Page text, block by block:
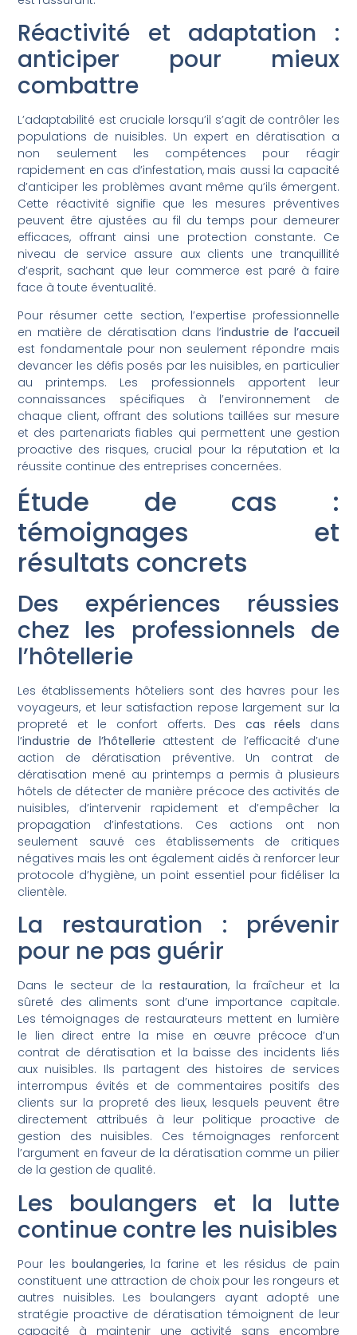
Réactivité et adaptation :
anticiper pour mieux
combattre
L’adaptabilité est cruciale lorsqu’il s’agit de contrôler les
populations de nuisibles. Un expert en dératisation a
non seulement les compétences pour réagir
rapidement en cas d’infestation, mais aussi la capacité
d’anticiper les problèmes avant même qu’ils émergent.
Cette réactivité signifie que les mesures préventives
peuvent être ajustées au fil du temps pour demeurer
efficaces, offrant ainsi une protection constante. Ce
niveau de service assure aux clients une tranquillité
d’esprit, sachant que leur commerce est paré à faire
face à toute éventualité.
Pour résumer cette section, l’expertise professionnelle
en matière de dératisation dans l’industrie de l’accueil
est fondamentale pour non seulement répondre mais
devancer les défis posés par les nuisibles, en particulier
au printemps. Les professionnels apportent leur
connaissances spécifiques à l’environnement de
chaque client, offrant des solutions taillées sur mesure
et des partenariats fiables qui permettent une gestion
proactive des risques, crucial pour la réputation et la
réussite continue des entreprises concernées.
Étude de cas :
témoignages et
résultats concrets
Des expériences réussies
chez les professionnels de
l’hôtellerie
Les établissements hôteliers sont des havres pour les
voyageurs, et leur satisfaction repose largement sur la
propreté et le confort offerts. Des cas réels dans
l’industrie de l’hôtellerie attestent de l’efficacité d’une
action de dératisation préventive. Un contrat de
dératisation mené au printemps a permis à plusieurs
hôtels de détecter de manière précoce des activités de
nuisibles, d’intervenir rapidement et d’empêcher la
propagation d’infestations. Ces actions ont non
seulement sauvé ces établissements de critiques
négatives mais les ont également aidés à renforcer leur
protocole d’hygiène, un point essentiel pour fidéliser la
clientèle.
La restauration : prévenir
pour ne pas guérir
Dans le secteur de la restauration, la fraîcheur et la
sûreté des aliments sont d’une importance capitale.
Les témoignages de restaurateurs mettent en lumière
le lien direct entre la mise en œuvre précoce d’un
contrat de dératisation et la baisse des incidents liés
aux nuisibles. Ils partagent des histoires de services
interrompus évités et de commentaires positifs des
clients sur la propreté des lieux, lesquels peuvent être
directement attribués à leur politique proactive de
gestion des nuisibles. Ces témoignages renforcent
l’argument en faveur de la dératisation comme un pilier
de la gestion de qualité.
Les boulangers et la lutte
continue contre les nuisibles
Pour les boulangeries, la farine et les résidus de pain
constituent une attraction de choix pour les rongeurs et
autres nuisibles. Les boulangers ayant adopté une
stratégie proactive de dératisation témoignent de leur
capacité à maintenir une activité sans encombre